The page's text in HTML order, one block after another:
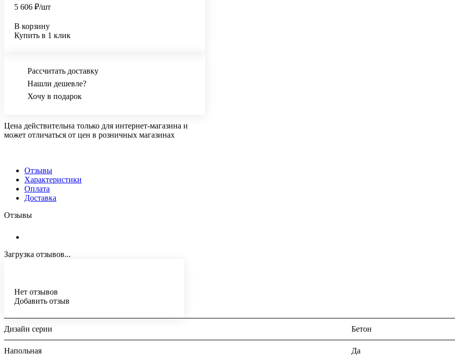
5 606 ₽/шт
В корзину
Купить в 1 клик
Рассчитать доставку
Нашли дешевле?
Хочу в подарок
Цена действительна только для интернет-магазина и
может отличаться от цен в розничных магазинах
Отзывы
Характеристики
Оплата
Доставка
Отзывы
Загрузка отзывов...
Нет отзывов
Добавить отзыв
Дизайн серии Бетон
Напольная Да